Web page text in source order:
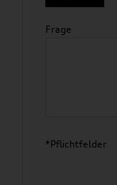
Frage
*Pflichtfelder